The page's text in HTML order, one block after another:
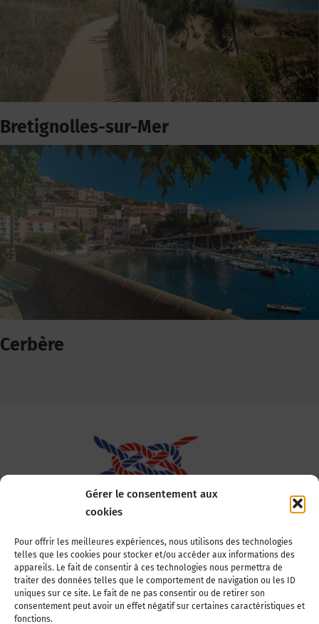
Gérer le consentement aux
cookies
Pour offrir les meilleures expériences, nous utilisons des technologies
telles que les cookies pour stocker et/ou accéder aux informations des
appareils. Le fait de consentir à ces technologies nous permettra de
traiter des données telles que le comportement de navigation ou les ID
uniques sur ce site. Le fait de ne pas consentir ou de retirer son
consentement peut avoir un effet négatif sur certaines caractéristiques et
fonctions.
Bretignolles-sur-Mer
Cerbère
Association Nationale des Elus des Littoraux
22, boulevard de la Tour-Maubourg
75007 Paris
Tél : 01 44 11 11 70
E-mail : anel-secretariat@anel.asso.fr